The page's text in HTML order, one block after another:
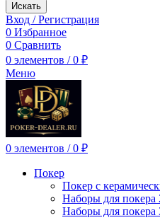
Искать
Вход / Регистрация
0 Избранное
0 Сравнить
0 элементов / 0 ₽
Меню
0 элементов / 0 ₽
Покер
Покер с
Наборы для
Наборы для